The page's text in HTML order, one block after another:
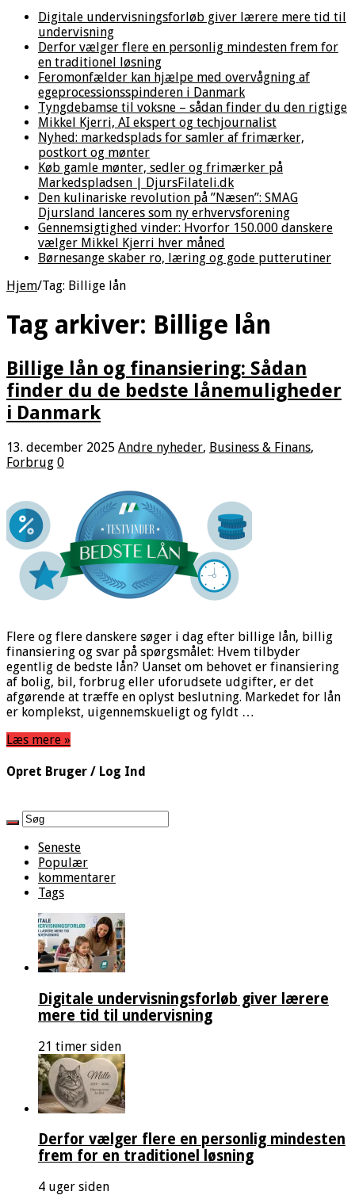
Digitale undervisningsforløb giver lærere mere tid til
undervisning
Derfor vælger flere en personlig mindesten frem for
en traditionel løsning
Feromonfælder kan hjælpe med overvågning af
egeprocessionsspinderen i Danmark
Tyngdebamse til voksne – sådan finder du den rigtige
Mikkel Kjerri, AI ekspert og techjournalist
Nyhed: markedsplads for samler af frimærker,
postkort og mønter
Køb gamle mønter, sedler og frimærker på
Markedspladsen | DjursFilateli.dk
Den kulinariske revolution på ”Næsen”: SMAG
Djursland lanceres som ny erhvervsforening
Gennemsigtighed vinder: Hvorfor 150.000 danskere
vælger Mikkel Kjerri hver måned
Børnesange skaber ro, læring og gode putterutiner
Hjem/Tag: Billige lån
Tag arkiver: Billige lån
Billige lån og finansiering: Sådan
finder du de bedste lånemuligheder
i Danmark
13. december 2025 Andre nyheder, Business & Finans,
Forbrug 0
Flere og flere danskere søger i dag efter billige lån, billig
finansiering og svar på spørgsmålet: Hvem tilbyder
egentlig de bedste lån? Uanset om behovet er finansiering
af bolig, bil, forbrug eller uforudsete udgifter, er det
afgørende at træffe en oplyst beslutning. Markedet for lån
er komplekst, uigennemskueligt og fyldt …
Læs mere »
Opret Bruger / Log Ind
Seneste
Populær
kommentarer
Tags
Digitale undervisningsforløb giver lærere
mere tid til undervisning
21 timer siden
Derfor vælger flere en personlig mindesten
frem for en traditionel løsning
4 uger siden